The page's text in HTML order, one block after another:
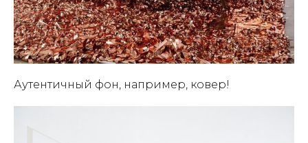
Аутентичный фон, например, ковер!